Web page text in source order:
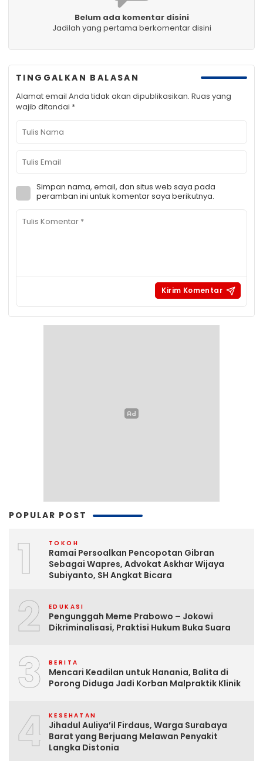
Belum ada komentar disini
Jadilah yang pertama berkomentar disini
TINGGALKAN BALASAN
Alamat email Anda tidak akan dipublikasikan. Ruas yang
wajib ditandai *
Simpan nama, email, dan situs web saya pada
peramban ini untuk komentar saya berikutnya.
POPULAR POST
1 TOKOH
Ramai Persoalkan Pencopotan Gibran
Sebagai Wapres, Advokat Askhar Wijaya
Subiyanto, SH Angkat Bicara
2 EDUKASI
Pengunggah Meme Prabowo – Jokowi
Dikriminalisasi, Praktisi Hukum Buka Suara
3 BERITA
Mencari Keadilan untuk Hanania, Balita di
Porong Diduga Jadi Korban Malpraktik Klinik
4 KESEHATAN
Jihadul Auliya’il Firdaus, Warga Surabaya
Barat yang Berjuang Melawan Penyakit
Langka Distonia